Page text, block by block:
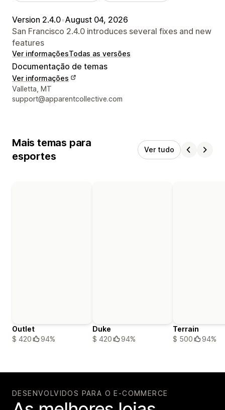
Version 2.4.0•August 04, 2026
San Francisco 2.4.0 introduces several fixes and new
features
Ver informaçõesTodas as versões
Documentação de temas
Ver informações
Informações de contato do designer
Valletta, MT
support@apparentcollective.com
Mais temas para
esportes
Ver tudo
Outlet
$ 420
94%
Duke
$ 420
94%
Terrain
$ 500
94%
DESENVOLVIDOS PARA O E-COMMERCE